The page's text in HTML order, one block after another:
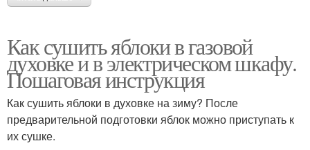
Как сушить яблоки в газовой
духовке и в электрическом шкафу.
Пошаговая инструкция
Как сушить яблоки в духовке на зиму? После
предварительной подготовки яблок можно приступать к
их сушке.